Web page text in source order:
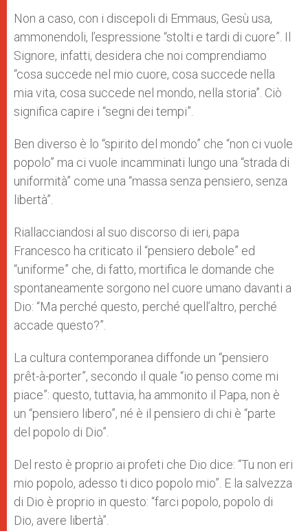
Non a caso, con i discepoli di Emmaus, Gesù usa,
ammonendoli, l’espressione “stolti e tardi di cuore”. Il
Signore, infatti, desidera che noi comprendiamo
“cosa succede nel mio cuore, cosa succede nella
mia vita, cosa succede nel mondo, nella storia”. Ciò
significa capire i “segni dei tempi”.
Ben diverso è lo “spirito del mondo” che “non ci vuole
popolo” ma ci vuole incamminati lungo una “strada di
uniformità” come una “massa senza pensiero, senza
libertà”.
Riallacciandosi al suo discorso di ieri, papa
Francesco ha criticato il “pensiero debole” ed
“uniforme” che, di fatto, mortifica le domande che
spontaneamente sorgono nel cuore umano davanti a
Dio: “Ma perché questo, perché quell’altro, perché
accade questo?”.
La cultura contemporanea diffonde un “pensiero
prêt-à-porter”, secondo il quale “io penso come mi
piace”: questo, tuttavia, ha ammonito il Papa, non è
un “pensiero libero”, né è il pensiero di chi è “parte
del popolo di Dio”.
Del resto è proprio ai profeti che Dio dice: “Tu non eri
mio popolo, adesso ti dico popolo mio”. E la salvezza
di Dio è proprio in questo: “farci popolo, popolo di
Dio, avere libertà”.